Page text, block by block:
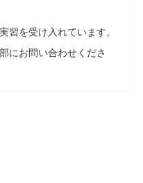
習を受け入れています。
にお問い合わせくださ